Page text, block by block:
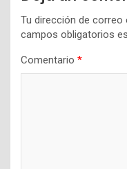
Tu dirección de correo
campos obligatorios
Comentario *